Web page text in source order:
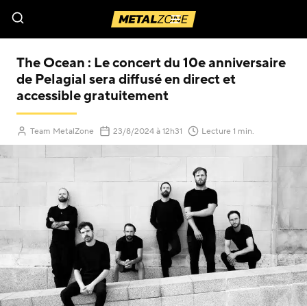
Menu
The Ocean : Le concert du 10e anniversaire
de Pelagial sera diffusé en direct et
accessible gratuitement
Team MetalZone 23/8/2024(Mis à jour le )
à 12h31 Lecture 1 min.